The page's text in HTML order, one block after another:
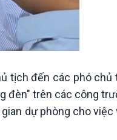
tịch đến các phó chủ
đèn" trên các công
dự phòng cho việc